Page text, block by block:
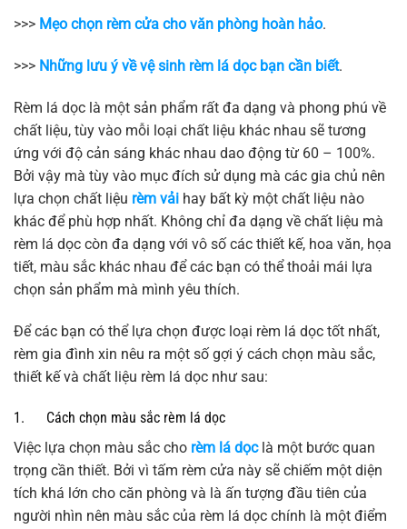
>>> Mẹo chọn rèm cửa cho văn phòng hoàn hảo.
>>> Những lưu ý về vệ sinh rèm lá dọc bạn cần biết.
Rèm lá dọc là một sản phẩm rất đa dạng và phong phú về
chất liệu, tùy vào mỗi loại chất liệu khác nhau sẽ tương
ứng với độ cản sáng khác nhau dao động từ 60 – 100%.
Bởi vậy mà tùy vào mục đích sử dụng mà các gia chủ nên
lựa chọn chất liệu rèm vải hay bất kỳ một chất liệu nào
khác để phù hợp nhất. Không chỉ đa dạng về chất liệu mà
rèm lá dọc còn đa dạng với vô số các thiết kế, hoa văn, họa
tiết, màu sắc khác nhau để các bạn có thể thoải mái lựa
chọn sản phẩm mà mình yêu thích.
Để các bạn có thể lựa chọn được loại rèm lá dọc tốt nhất,
rèm gia đình xin nêu ra một số gợi ý cách chọn màu sắc,
thiết kế và chất liệu rèm lá dọc như sau:
1. Cách chọn màu sắc rèm lá dọc
Việc lựa chọn màu sắc cho rèm lá dọclà một bước quan
trọng cần thiết. Bởi vì tấm rèm cửa này sẽ chiếm một diện
tích khá lớn cho căn phòng và là ấn tượng đầu tiên của
người nhìn nên màu sắc của rèm lá dọc chính là một điểm